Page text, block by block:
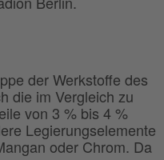
der Werkstoffe des
die im Vergleich zu
von 3 % bis 4 %
Legierungselemente
oder Chrom. Da